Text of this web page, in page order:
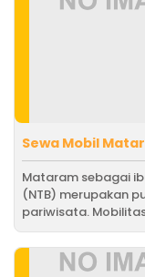
Sewa Mobil
Mataram sebagai
(NTB) merupakan
pariwisata.